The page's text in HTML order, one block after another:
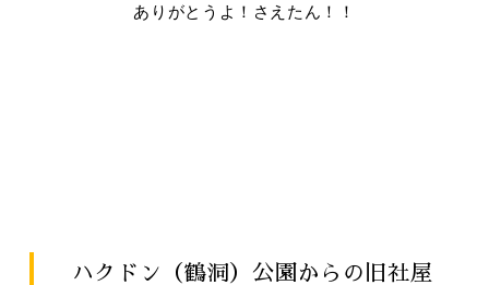
ありがとうよ！さえたん！！
ハクドン（鶴洞）公園からの旧社屋